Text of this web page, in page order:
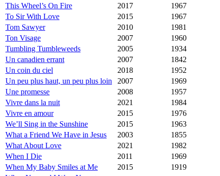
This Wheel’s On Fire
2017
1967
To Sir With Love
2015
1967
Tom Sawyer
2010
1981
Ton Visage
2007
1960
Tumbling Tumbleweeds
2005
1934
Un canadien errant
2007
1842
Un coin du ciel
2018
1952
Un peu plus haut, un peu plus loin
2007
1969
Une promesse
2008
1957
Vivre dans la nuit
2021
1984
Vivre en amour
2015
1976
We’ll Sing in the Sunshine
2015
1963
What a Friend We Have in Jesus
2003
1855
What About Love
2021
1982
When I Die
2011
1969
When My Baby Smiles at Me
2015
1919